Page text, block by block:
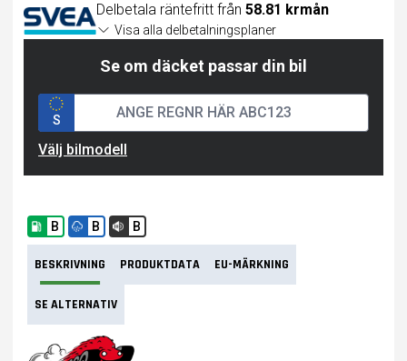
Delbetala räntefritt från 58.81 krmån
Visa alla delbetalningsplaner
Se om däcket passar din bil
S
Välj bilmodell
B B B
BESKRIVNING PRODUKTDATA EU-MÄRKNING
SE ALTERNATIV